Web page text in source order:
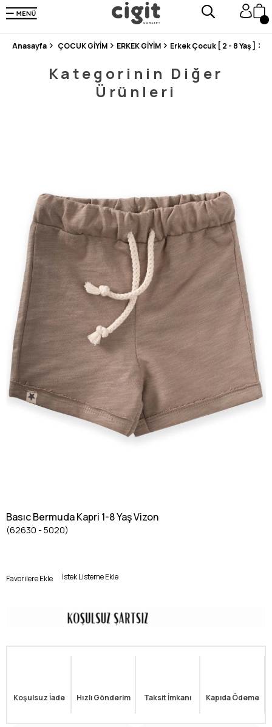
250.000'DEN FAZLA DEĞERLENDİRMEDE 5 ÜZERİNDEN 4.8 PUAN ALDI ⭐⭐⭐⭐⭐
3 MİLYONDAN FAZLA MUTLU MÜŞTERİ ❤️ 10 MİLYON ÜRÜN
Anasayfa ÇOCUK GİYİM ERKEK GİYİM Erkek Çocuk [ 2 - 8 Yaş ]
Kategorinin Diğer
Ürünleri
Basıc Bermuda Kapri 1-8 Yaş Vizon
(62630 - 5020)
Favorilere Ekle İstek Listeme Ekle
Koşulsuz İade Hızlı Gönderim Taksit İmkanı Kapıda Ödeme